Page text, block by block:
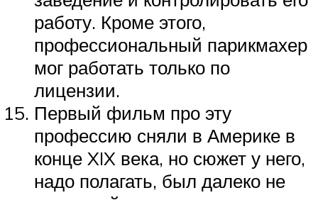
работу. Кроме этого,
профессиональный парикмахер
мог работать только по
лицензии.
Первый фильм про эту
профессию сняли в Америке в
конце XIX века, но сюжет у него,
надо полагать, был далеко не